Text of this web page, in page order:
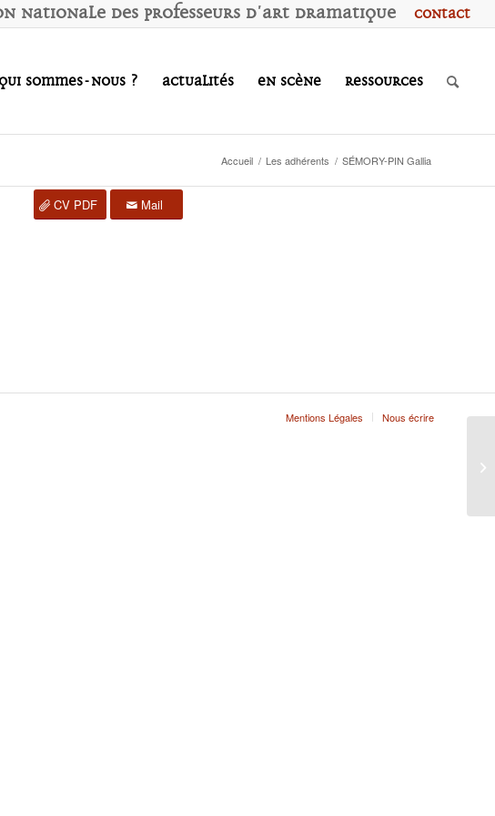
Contact
Nationale des Professeurs d'Art Dramatique
sommes-nous ? Actualités En scène Ressources
Accueil / Les adhérents / SÉMORY-PIN Gallia
CV PDF Mail
Mentions Légales Nous écrire